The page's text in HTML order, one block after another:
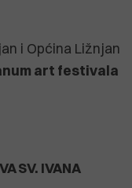
i Općina Ližnjan
art festivala
SV. IVANA